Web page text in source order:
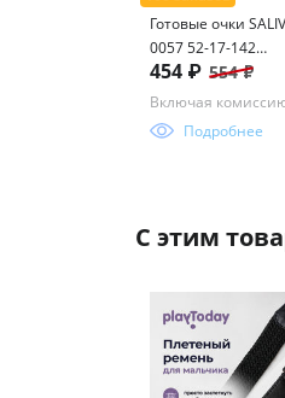
Готовые очки
0057 52-17-142
пластик
454 ₽ 554 ₽
Включая
Подробнее
С этим